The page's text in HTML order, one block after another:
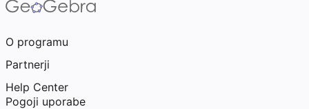
O programu
Partnerji
Help Center
Pogoji uporabe